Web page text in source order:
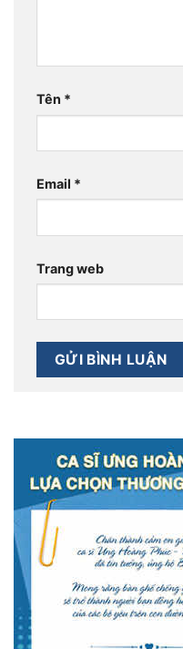
Tên *
Email *
Trang web